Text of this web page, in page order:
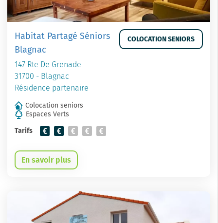
Habitat Partagé Séniors
Blagnac
147 Rte De Grenade
31700 - Blagnac
Résidence partenaire
COLOCATION SENIORS
Colocation seniors
Espaces Verts
Tarifs
En savoir plus